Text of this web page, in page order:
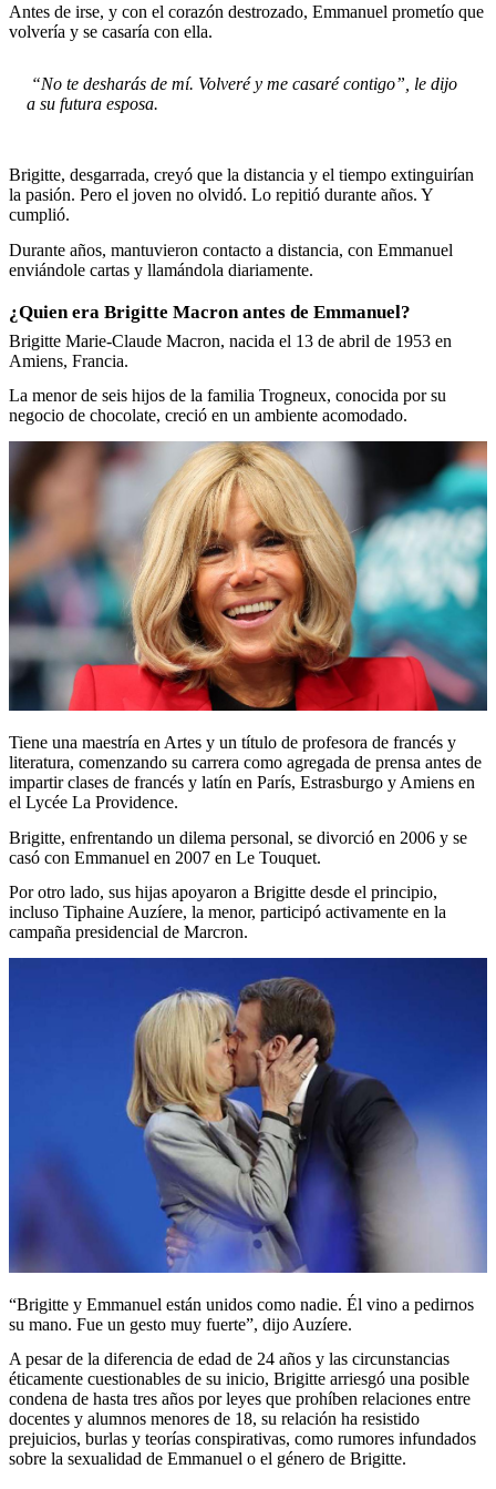
Antes de irse, y con el corazón destrozado, Emmanuel prometío que
volvería y se casaría con ella.
“No te desharás de mí. Volveré y me casaré contigo”, le dijo
a su futura esposa.
Brigitte, desgarrada, creyó que la distancia y el tiempo extinguirían
la pasión. Pero el joven no olvidó. Lo repitió durante años. Y
cumplió.
Durante años, mantuvieron contacto a distancia, con Emmanuel
enviándole cartas y llamándola diariamente.
¿Quien era Brigitte Macron antes de Emmanuel?
Brigitte Marie-Claude Macron, nacida el 13 de abril de 1953 en
Amiens, Francia.
La menor de seis hijos de la familia Trogneux, conocida por su
negocio de chocolate, creció en un ambiente acomodado.
Tiene una maestría en Artes y un título de profesora de francés y
literatura, comenzando su carrera como agregada de prensa antes de
impartir clases de francés y latín en París, Estrasburgo y Amiens en
el Lycée La Providence.
Brigitte, enfrentando un dilema personal, se divorció en 2006 y se
casó con Emmanuel en 2007 en Le Touquet.
Por otro lado, sus hijas apoyaron a Brigitte desde el principio,
incluso Tiphaine Auzíere, la menor, participó activamente en la
campaña presidencial de Marcron.
“Brigitte y Emmanuel están unidos como nadie. Él vino a pedirnos
su mano. Fue un gesto muy fuerte”, dijo Auzíere.
A pesar de la diferencia de edad de 24 años y las circunstancias
éticamente cuestionables de su inicio, Brigitte arriesgó una posible
condena de hasta tres años por leyes que prohíben relaciones entre
docentes y alumnos menores de 18, su relación ha resistido
prejuicios, burlas y teorías conspirativas, como rumores infundados
sobre la sexualidad de Emmanuel o el género de Brigitte.